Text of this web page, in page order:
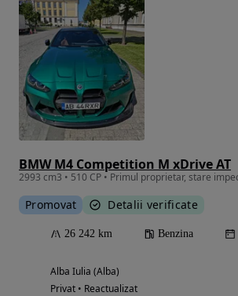
BMW M4 Competition M xDrive AT
Promovat Detalii verificate
26 242 km Benzina
Alba Iulia (Alba)
Privat • Reactualizat